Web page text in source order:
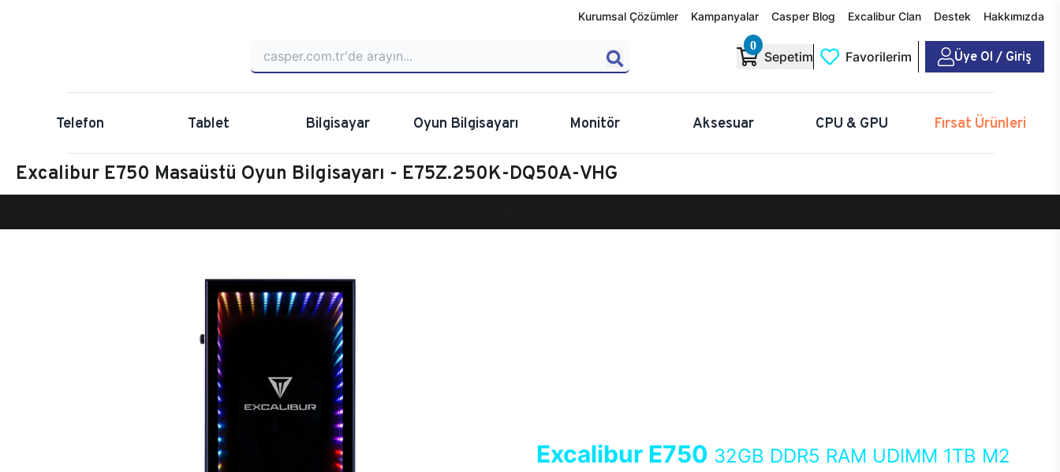
Kurumsal Çözümler Kampanyalar Casper Blog Excalibur Clan Destek Hakkımızda
0
Sepetim Favorilerim Üye Ol / Giriş
Telefon Tablet Bilgisayar Oyun Bilgisayarı Monitör Aksesuar CPU & GPU Fırsat Ürünleri
Excalibur E750 Masaüstü Oyun Bilgisayarı - E75Z.250K-DQ50A-VHG
Excalibur E750 32GB DDR5 RAM UDIMM 1TB M2